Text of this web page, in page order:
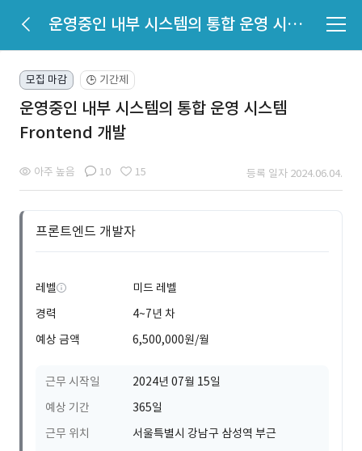
운영중인 내부 시스템의 통합 운영 시스템 Frontend 개발
모집 마감 🕒 기간제
운영중인 내부 시스템의 통합 운영 시스템
Frontend 개발
아주 높음 10 15 등록 일자 2024.06.04.
프론트엔드 개발자
레벨
미드 레벨
경력
4~7년 차
예상 금액
6,500,000원/월
근무 시작일
2024년 07월 15일
예상 기간
365일
근무 위치
서울특별시 강남구 삼성역 부근